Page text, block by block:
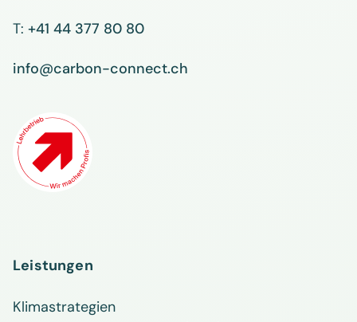
T: +41 44 377 80 80
info@carbon-connect.ch
Leistungen
Klimastrategien